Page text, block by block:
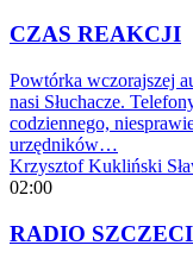
CZAS REAKCJI
Powtórka wczorajszej
nasi Słuchacze.
codziennego,
urzędników…
Krzysztof Kukliński
02:00
RADIO